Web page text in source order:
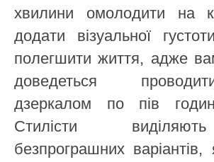
хвилини омолодити на
додати візуальної
полегшити життя, адже
доведеться
дзеркалом по пів
Стилісти
безпрограшних варіантів,